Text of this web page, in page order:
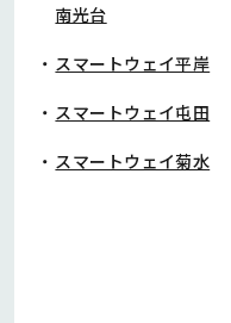
南光台
スマートウェイ平岸
スマートウェイ屯田
スマートウェイ菊水